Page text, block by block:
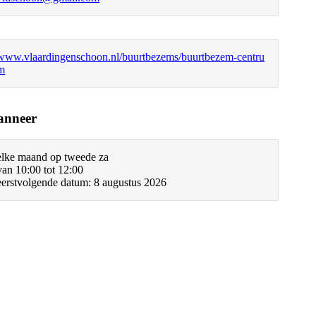
buurtbezems/buurtbezem-centru
maand op tweede za
10:00 tot 12:00
datum: 8 augustus 2026